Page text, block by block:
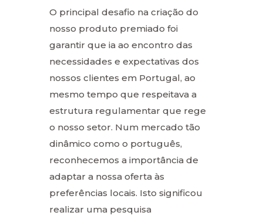
O principal desafio na criação do
nosso produto premiado foi
garantir que ia ao encontro das
necessidades e expectativas dos
nossos clientes em Portugal, ao
mesmo tempo que respeitava a
estrutura regulamentar que rege
o nosso setor. Num mercado tão
dinâmico como o português,
reconhecemos a importância de
adaptar a nossa oferta às
preferências locais. Isto significou
realizar uma pesquisa